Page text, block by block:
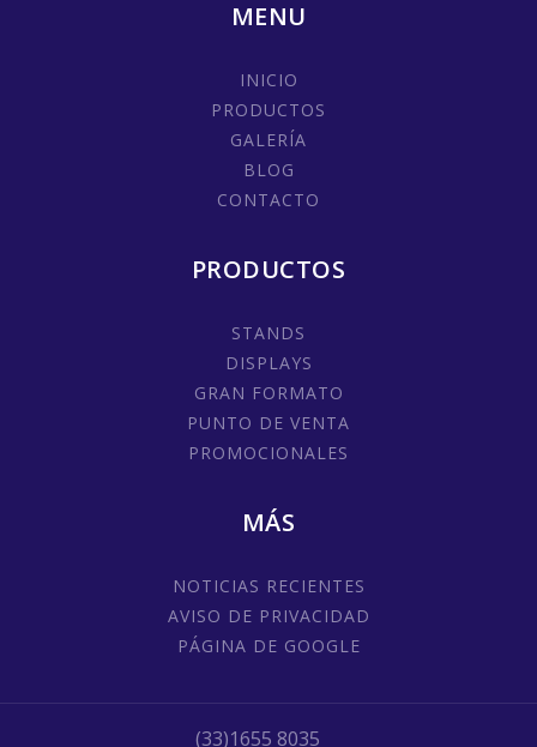
MENU
INICIO
PRODUCTOS
GALERÍA
BLOG
CONTACTO
PRODUCTOS
STANDS
DISPLAYS
GRAN FORMATO
PUNTO DE VENTA
PROMOCIONALES
MÁS
NOTICIAS RECIENTES
AVISO DE PRIVACIDAD
PÁGINA DE GOOGLE
(33)1655 8035